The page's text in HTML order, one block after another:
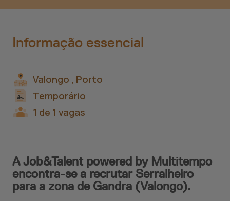
A Job&Talent powered by Multitempo
encontra-se a recrutar Serralheiro
para a zona de Gandra (Valongo).
Informação essencial
Valongo , Porto
Temporário
1 de 1 vagas